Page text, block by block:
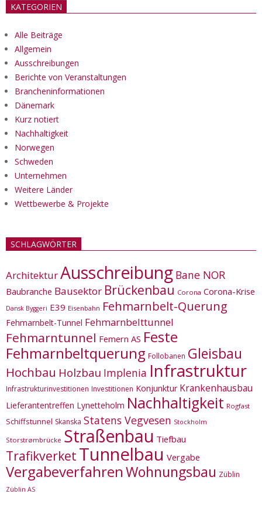
KATEGORIEN
Alle Beiträge
Allgemein
Ausschreibungen
Berichte von Veranstaltungen
Brancheninformationen
Dänemark
Kurz notiert
Nachhaltigkeit
Norwegen
Schweden
Unternehmen
Weitere Länder
Wettbewerbe & Projekte
SCHLAGWÖRTER
ArchitekturAusschreibung Bane NOR
Baubranche Bausektor Brückenbau Corona Corona-Krise
Dansk Byggeri E39 Eisenbahn Fehmarnbelt-Querung
Fehmarnbelt-Tunnel Fehmarnbelttunnel
Fehmarntunnel Femern AS Feste
Fehmarnbeltquerung Follobanen Gleisbau
Hochbau Holzbau Implenia Infrastruktur
Infrastrukturinvestitionen Investitionen Konjunktur Krankenhausbau
Lieferantentreffen Lynetteholm Nachhaltigkeit Rogfast
Schiffstunnel Skanska Statens Vegvesen Stockholm
Storstrømbrücke Straßenbau Tiefbau
Trafikverket Tunnelbau Vergabe
VergabeverfahrenWohnungsbau Züblin
Züblin AS